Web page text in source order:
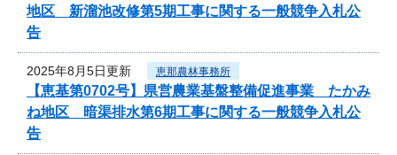
地区 新溜池改修第5期工事に関する一般競争入札公
告
2025年8月5日更新 恵那農林事務所
【恵基第0702号】県営農業基盤整備促進事業 たかみ
ね地区 暗渠排水第6期工事に関する一般競争入札公
告